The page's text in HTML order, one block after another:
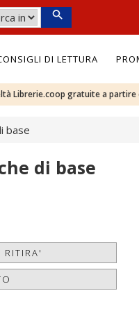
DI LETTURA
Librerie.coop gratuite a partire
base
di base
RITIRA'